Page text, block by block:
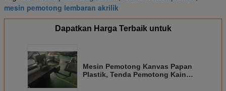
mesin pemotong lembaran akrilik
Dapatkan Harga Terbaik untuk
Mesin Pemotong Kanvas Papan
Plastik, Tenda Pemotong Kain